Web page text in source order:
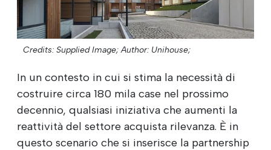
Credits: Supplied Image; Author: Unihouse;
In un contesto in cui si stima la necessità di
costruire circa 180 mila case nel prossimo
decennio, qualsiasi iniziativa che aumenti la
reattività del settore acquista rilevanza. È in
questo scenario che si inserisce la partnership